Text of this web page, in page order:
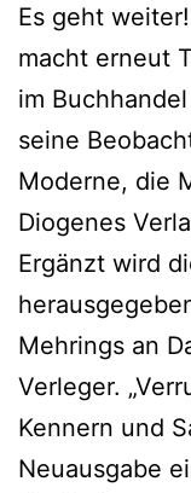
Es geht
macht erneut
im
seine
Moderne, die
Diogenes
Ergänzt wird
Mehrings an
Verleger.
Kennern und
Neuausgabe